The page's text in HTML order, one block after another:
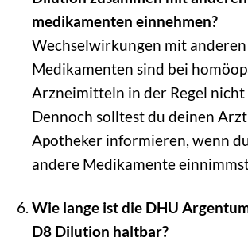
medikamenten einnehmen?
Wechselwirkungen mit anderen
Medikamenten sind bei
Arzneimitteln in der Regel nicht
Dennoch solltest du deinen
Apotheker informieren, wenn
andere Medikamente
Wie lange ist die DHU
D8 Dilution haltbar?